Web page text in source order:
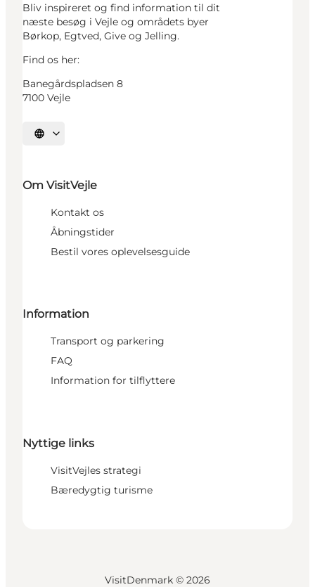
Bliv inspireret og find information til dit
næste besøg i Vejle og områdets byer
Børkop, Egtved, Give og Jelling.
Find os her:
Banegårdspladsen 8
7100 Vejle
Vælg sprog
Om VisitVejle
Kontakt os
Åbningstider
Bestil vores oplevelsesguide
Information
Transport og parkering
FAQ
Information for tilflyttere
Nyttige links
VisitVejles strategi
Bæredygtig turisme
VisitDenmark © 2026